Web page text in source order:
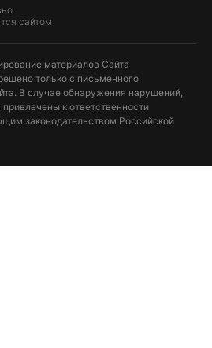
сайтом
материалов Сайта
только с письменного
В случае обнаружения нарушений,
к ответственности
законодательством Российской